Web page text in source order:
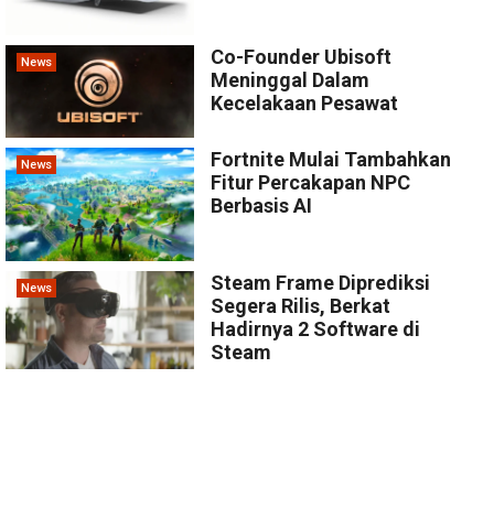
News
Co-Founder Ubisoft
Meninggal Dalam
Kecelakaan Pesawat
News
Fortnite Mulai Tambahkan
Fitur Percakapan NPC
Berbasis AI
News
Steam Frame Diprediksi
Segera Rilis, Berkat
Hadirnya 2 Software di
Steam